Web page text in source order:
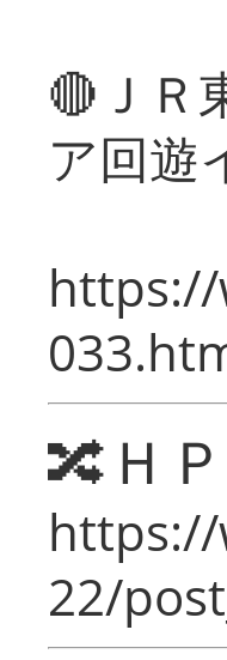
🔴ＪＲ
ア回遊
🔀Ｈ
22/